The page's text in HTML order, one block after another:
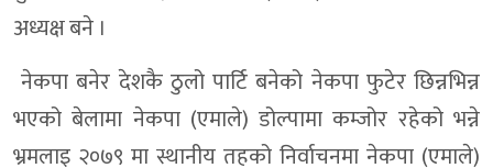
अध्यक्ष बने ।
नेकपा बनेर देशकै ठुलो पार्टि बनेको नेकपा फुटेर छिन्नभिन्न
भएको बेलामा नेकपा (एमाले) डोल्पामा कम्जोर रहेको भन्ने
भ्रमलाइ २०७९ मा स्थानीय तहको निर्वाचनमा नेकपा (एमाले)